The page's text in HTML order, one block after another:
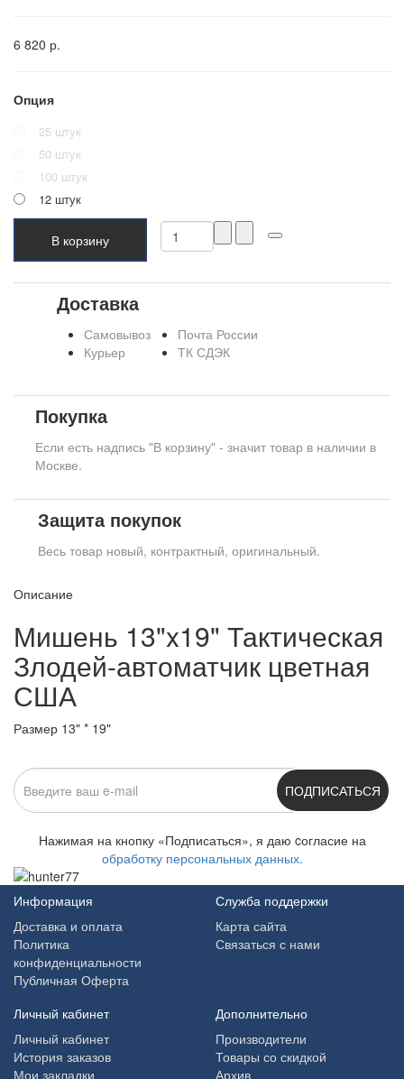
6 820 р.
Опция
25 штук
50 штук
100 штук
12 штук
В корзину
Доставка
Самовывоз
Курьер
Почта России
ТК СДЭК
Покупка
Если есть надпись "В корзину" - значит товар в наличии в
Москве.
Защита покупок
Весь товар новый, контрактный, оригинальный.
Описание
Мишень 13"x19" Тактическая
Злодей-автоматчик цветная
США
Размер 13" * 19"
ПОДПИСАТЬСЯ
Нажимая на кнопку «Подписаться», я даю cогласие на
обработку персональных данных.
Информация
Доставка и оплата
Политика
конфиденциальности
Публичная Оферта
Служба поддержки
Карта сайта
Связаться с нами
Личный кабинет
Личный кабинет
История заказов
Мои закладки
Дополнительно
Производители
Товары со скидкой
Архив